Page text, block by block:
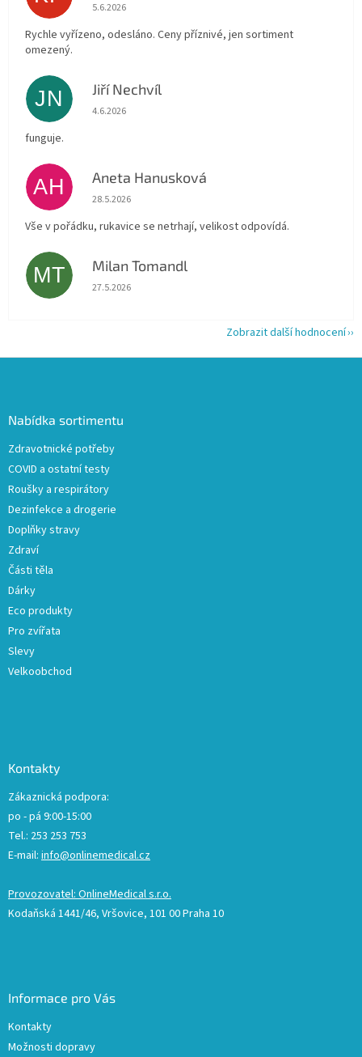
Hodnocení obchodu je 4 z 5 hvězdiček.
5.6.2026
Rychle vyřízeno, odesláno. Ceny příznivé, jen sortiment
omezený.
JN Jiří Nechvíl
Hodnocení obchodu je 5 z 5 hvězdiček.
4.6.2026
funguje.
AH Aneta Hanusková
Hodnocení obchodu je 5 z 5 hvězdiček.
28.5.2026
Vše v pořádku, rukavice se netrhají, velikost odpovídá.
MT Milan Tomandl
Hodnocení obchodu je 5 z 5 hvězdiček.
27.5.2026
Zobrazit další hodnocení
Nabídka sortimentu
Zdravotnické potřeby
COVID a ostatní testy
Roušky a respirátory
Dezinfekce a drogerie
Doplňky stravy
Zdraví
Části těla
Dárky
Eco produkty
Pro zvířata
Slevy
Velkoobchod
Kontakty
Zákaznická podpora:
po - pá 9:00-15:00
Tel.: 253 253 753
E-mail: info@onlinemedical.cz
Provozovatel: OnlineMedical s.r.o.
Kodaňská 1441/46, Vršovice, 101 00 Praha 10
Informace pro Vás
Kontakty
Možnosti dopravy